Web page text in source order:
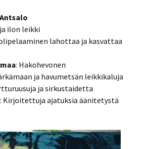
ilon leikki
lahottaa ja kasvattaa
: Hakohevonen
ja havumetsän leikkikaluja
ja sirkustaidetta
: Kirjoitettuja ajatuksia äänitetystä